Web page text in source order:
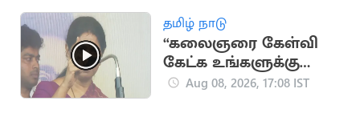
நெகிழ்ச்சி பதிவு
தமிழ் நாடு
“கலைஞரை கேள்வி
கேட்க உங்களுக்கு
தகுதியில்லை” -
Aug 08, 2026, 17:08 IST